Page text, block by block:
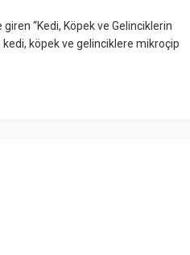
“Kedi, Köpek ve Gelinciklerin
kedi, köpek ve gelinciklere mikroçip